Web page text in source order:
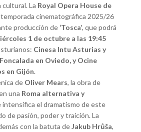
La Royal Opera House de
cinematográfica 2025/26
producción de ‘Tosca’, que podrá
1 de octubre a las 19:45
Cinesa Intu Asturias y
en Oviedo, y Ocine
en Gijón.
de Oliver Mears, la obra de
una Roma alternativa y
intensifica el dramatismo de este
de pasión, poder y traición. La
con la batuta deJakub Hrůša,